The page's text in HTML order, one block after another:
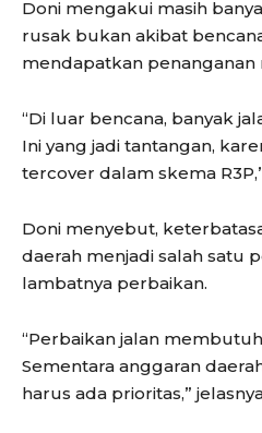
Doni mengakui masih
rusak bukan akibat
mendapatkan penanganan
“Di luar bencana, banyak
Ini yang jadi tantangan,
tercover dalam skema
Doni menyebut,
daerah menjadi salah satu
lambatnya perbaikan.
“Perbaikan jalan
Sementara anggaran
harus ada prioritas,”